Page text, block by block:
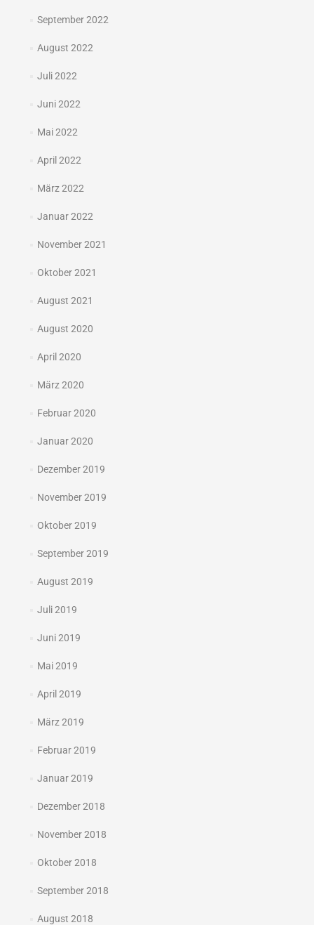
September 2022
August 2022
Juli 2022
Juni 2022
Mai 2022
April 2022
März 2022
Januar 2022
November 2021
Oktober 2021
August 2021
August 2020
April 2020
März 2020
Februar 2020
Januar 2020
Dezember 2019
November 2019
Oktober 2019
September 2019
August 2019
Juli 2019
Juni 2019
Mai 2019
April 2019
März 2019
Februar 2019
Januar 2019
Dezember 2018
November 2018
Oktober 2018
September 2018
August 2018